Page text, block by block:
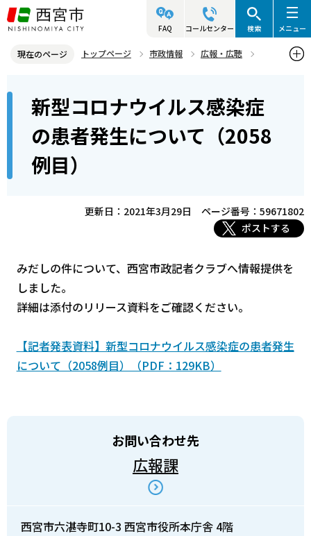
こ
の
ジ
す
FAQ コールセンター 検索 メニュー
現在のページ トップページ 市政情報
広報・広聴
新型コロナウイルス感染症の患者発生について（2058例目）
ら
新型コロナウイルス感染症
の患者発生について（2058
例目）
更新日：2021年3月29日
ページ番号：59671802
ポストする
みだしの件について、西宮市政記者クラブへ情報提供を
しました。
詳細は添付のリリース資料をご確認ください。
【記者発表資料】新型コロナウイルス感染症の患者発生
について（2058例目）（PDF：129KB）
お問い合わせ先
広報課
西宮市六湛寺町10-3 西宮市役所本庁舎 4階